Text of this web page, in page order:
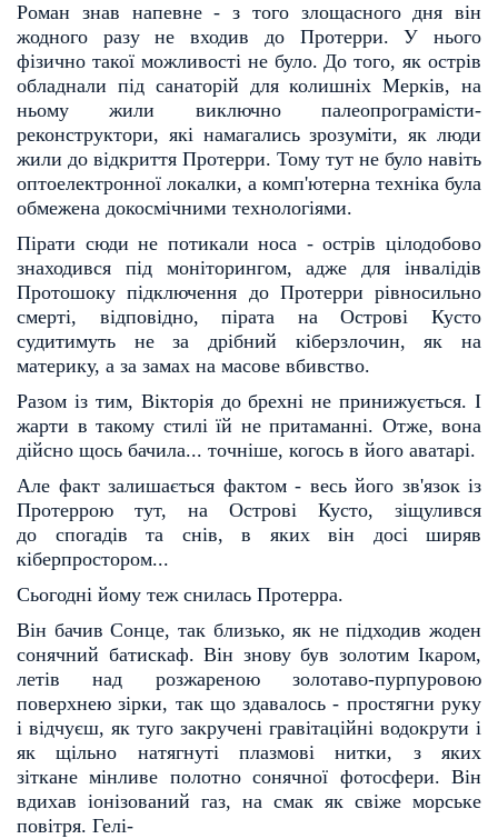
Роман знав напевне - з того злощасного дня він
жодного разу не входив до Протерри. У нього
фізично такої можливості не було. До того, як острів
обладнали під санаторій для колишніх Мерків, на
ньомужили виключно палеопрограмісти-
реконструктори, які намагались зрозуміти, як люди
жили до відкриття Протерри. Тому тут не було навіть
оптоелектронної локалки, а комп'ютерна техніка була
обмежена докосмічними технологіями.
Пірати сюди не потикали носа - острів цілодобово
знаходився під моніторингом, адже для інвалідів
Протошоку підключення до Протерри рівносильно
смерті, відповідно, пірата на Острові Кусто
судитимуть не за дрібний кіберзлочин, як на
материку, а за замах на масове вбивство.
Разом із тим, Вікторія до брехні не принижується. І
жарти в такому стилі їй не притаманні. Отже, вона
дійсно щось бачила... точніше, когось в його аватарі.
Але факт залишається фактом - весь його зв'язок із
Протеррою тут, на Острові Кусто, зіщулився
до спогадів та снів, в яких він досі ширяв
кіберпростором...
Сьогодні йому теж снилась Протерра.
Він бачив Сонце, так близько, як не підходив жоден
сонячний батискаф. Він знову був золотим Ікаром,
летів над розжареною золотаво-пурпуровою
поверхнею зірки, так що здавалось - простягни руку
і відчуєш, як туго закручені гравітаційні водокрути і
як щільно натягнуті плазмові нитки, з яких
зітканемінливе полотно сонячної фотосфери. Він
вдихав іонізований газ, на смак як свіже морське
повітря. Гелі-